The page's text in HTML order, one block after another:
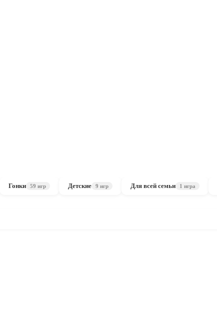
Гонки 59 игр Детские 9 игр Для всей семьи 1 игра